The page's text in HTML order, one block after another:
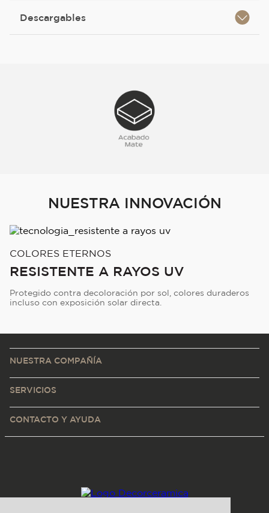
Descargables
NUESTRA INNOVACIÓN
COLORES ETERNOS
RESISTENTE A RAYOS UV
Protegido contra decoloración por sol, colores duraderos
incluso con exposición solar directa.
NUESTRA COMPAÑÍA
SERVICIOS
CONTACTO Y AYUDA